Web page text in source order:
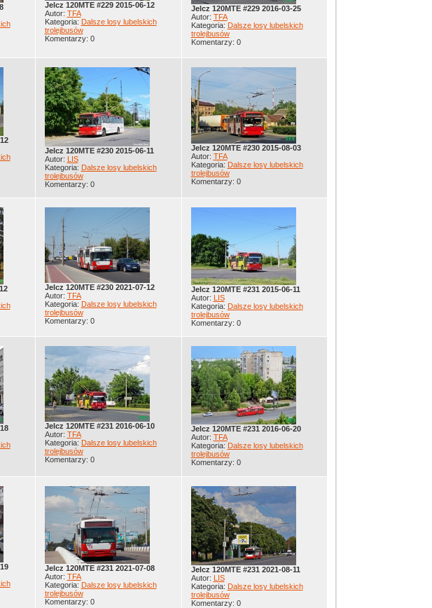
Jelcz 120MTE #229 2015-06-12
Autor: TFA
Kategoria: Dalsze losy lubelskich
trolejbusów
Komentarzy: 0
Jelcz 120MTE #229 2016-03-25
Autor: TFA
Kategoria: Dalsze losy lubelskich
trolejbusów
Komentarzy: 0
Jelcz 120MTE #230 2015-06-11
Autor: LIS
Kategoria: Dalsze losy lubelskich
trolejbusów
Komentarzy: 0
Jelcz 120MTE #230 2015-08-03
Autor: TFA
Kategoria: Dalsze losy lubelskich
trolejbusów
Komentarzy: 0
Jelcz 120MTE #230 2021-07-12
Autor: TFA
Kategoria: Dalsze losy lubelskich
trolejbusów
Komentarzy: 0
Jelcz 120MTE #231 2015-06-11
Autor: LIS
Kategoria: Dalsze losy lubelskich
trolejbusów
Komentarzy: 0
Jelcz 120MTE #231 2016-06-10
Autor: TFA
Kategoria: Dalsze losy lubelskich
trolejbusów
Komentarzy: 0
Jelcz 120MTE #231 2016-06-20
Autor: TFA
Kategoria: Dalsze losy lubelskich
trolejbusów
Komentarzy: 0
Jelcz 120MTE #231 2021-07-08
Autor: TFA
Kategoria: Dalsze losy lubelskich
trolejbusów
Komentarzy: 0
Jelcz 120MTE #231 2021-08-11
Autor: LIS
Kategoria: Dalsze losy lubelskich
trolejbusów
Komentarzy: 0